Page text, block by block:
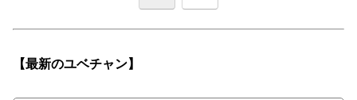
【最新のユベチャン】